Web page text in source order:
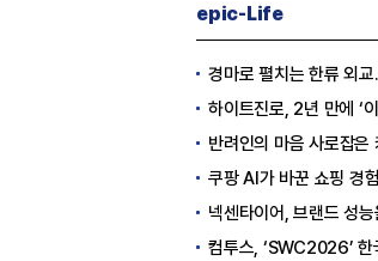
epic-Life
경마로 펼치는 한류 외교… 남아공
하이트진로, 2년 만에 ‘이슬라이브 페
반려인의 마음 사로잡은 키녹, 2주년
쿠팡 AI가 바꾼 쇼핑 경험. 복잡한 스
넥센타이어, 브랜드 성능을 서킷에서 증명
컴투스, ‘SWC2026’ 한국서 시즌 개막